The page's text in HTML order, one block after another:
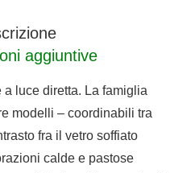
aggiuntive
luce diretta. La famiglia
modelli – coordinabili tra
fra il vetro soffiato
calde e pastose